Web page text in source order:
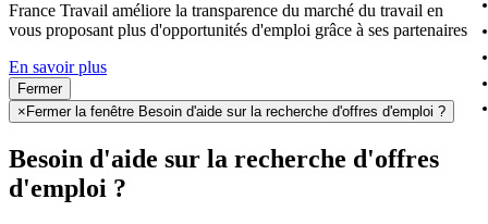
France Travail améliore la transparence du marché du travail en
vous proposant plus d'opportunités d'emploi grâce à ses partenaires
En savoir plus
Fermer
× Fermer la fenêtre Besoin d'aide sur la recherche d'offres d'emploi ?
Besoin d'aide sur la recherche d'offres
d'emploi ?